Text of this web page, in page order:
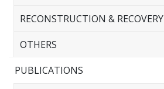
RECONSTRUCTION & RECOVERY
OTHERS
PUBLICATIONS